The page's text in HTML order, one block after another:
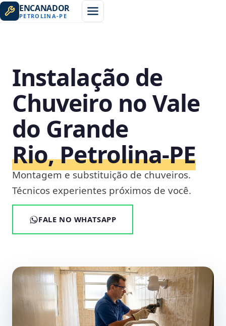
ENCANADOR
PETROLINA-PE
Instalação de
Chuveiro no Vale
do Grande
Rio, Petrolina‑PE
Montagem e substituição de chuveiros.
Técnicos experientes próximos de você.
FALE NO WHATSAPP